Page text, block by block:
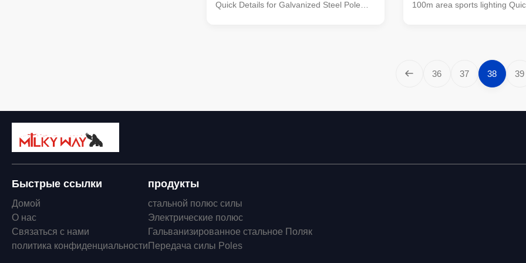
Quick Details for Galvanized Steel Pole
100m area sports lighting
Galvanized Steel Pole
Pole Height(f) Reach(f)
Galv.Finish 43 8 1"x36" Single
Galv.Finish 43 12 1"x36"
Galv.Finish 50 12 1"x36"
36 37 38 39
Быстрые ссылки
Домой
О нас
Связаться с нами
политика конфиденциальности
продукты
стальной полюс силы
Электрические полюс
Гальванизированное стальное Поляк
Передача силы Poles